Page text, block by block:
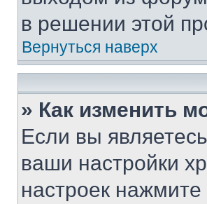
в решении этой
Вернуться наверх
» Как изменить
Если вы
ваши настройки
настроек